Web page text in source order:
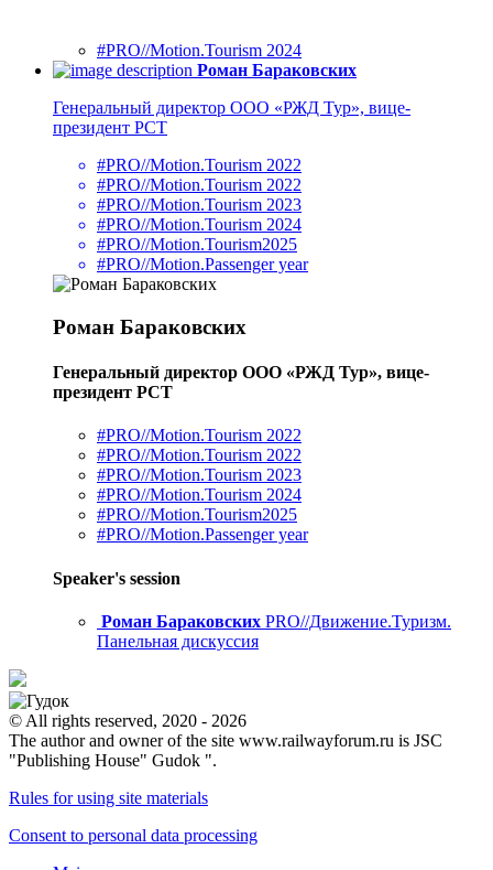
#PRO//Motion.Tourism 2024
Роман Бараковских
Генеральный директор ООО «РЖД Тур», вице-
президент РСТ
#PRO//Motion.Tourism 2022
#PRO//Motion.Tourism 2022
#PRO//Motion.Tourism 2023
#PRO//Motion.Tourism 2024
#PRO//Motion.Tourism2025
#PRO//Motion.Passenger year
Роман Бараковских
Генеральный директор ООО «РЖД Тур», вице-
президент РСТ
#PRO//Motion.Tourism 2022
#PRO//Motion.Tourism 2022
#PRO//Motion.Tourism 2023
#PRO//Motion.Tourism 2024
#PRO//Motion.Tourism2025
#PRO//Motion.Passenger year
Speaker's session
Роман Бараковских PRO//Движение.Туризм.
Панельная дискуссия
© All rights reserved, 2020 - 2026
The author and owner of the site www.railwayforum.ru is JSC
"Publishing House" Gudok ".
Rules for using site materials
Consent to personal data processing